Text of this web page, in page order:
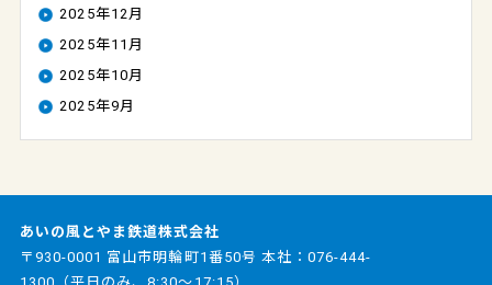
2025年12月
2025年11月
2025年10月
2025年9月
あいの風とやま鉄道株式会社
〒930-0001 富山市明輪町1番50号 本社： 076-444-